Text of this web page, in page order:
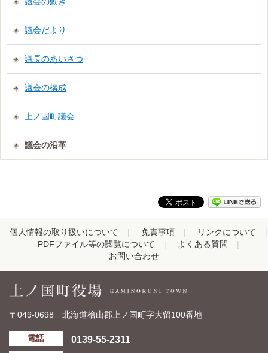
議会だより
議長のあいさつ
議会の構成
上ノ国町議会
議会の沿革
個人情報の取り扱いについて 免責事項
リンクについて
PDFファイル等の閲覧について
よくある質問
お問い合わせ
〒049-0698 北海道檜山郡上ノ国町字大留100番地
電話 0139-55-2311